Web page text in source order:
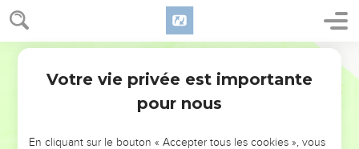
NE MANQUEZ PAS L’ÉVÉNEMENT
Votre vie privée est importante
pour nous
En cliquant sur le bouton « Accepter tous les cookies », vous